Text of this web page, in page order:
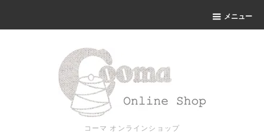
メニュー
コーマ オンラインショップ